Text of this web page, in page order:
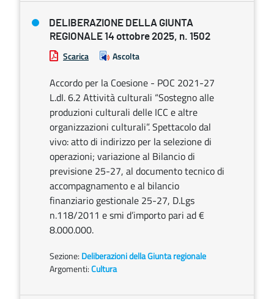
DELIBERAZIONE DELLA GIUNTA
REGIONALE 14 ottobre 2025, n. 1502
Scarica Ascolta
Accordo per la Coesione - POC 2021-27
L.dI. 6.2 Attività culturali “Sostegno alle
produzioni culturali delle ICC e altre
organizzazioni culturali”. Spettacolo dal
vivo: atto di indirizzo per la selezione di
operazioni; variazione al Bilancio di
previsione 25-27, al documento tecnico di
accompagnamento e al bilancio
finanziario gestionale 25-27, D.Lgs
n.118/2011 e smi d’importo pari ad €
8.000.000.
Sezione: Deliberazioni della Giunta regionale
Argomenti:Cultura